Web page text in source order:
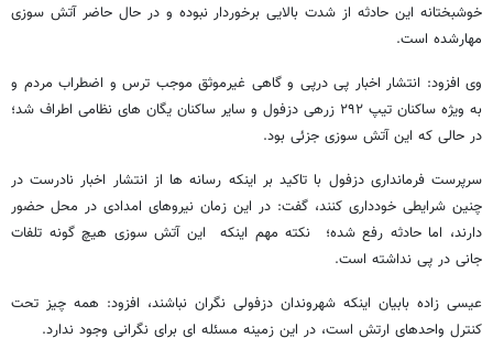
خوشبختانه این حادثه از شدت بالایی برخوردار نبوده و در حال حاضر آتش سوزی
مهارشده است.
وی افزود: انتشار اخبار پی درپی و گاهی غیرموثق موجب ترس و اضطراب مردم و
به ویژه ساکنان تیپ ۲۹۲ زرهی دزفول و سایر ساکنان یگان های نظامی اطراف شد؛
در حالی که این آتش سوزی جزئی بود.
سرپرست فرمانداری دزفول با تاکید بر اینکه رسانه ها از انتشار اخبار نادرست در
چنین شرایطی خودداری کنند، گفت: در این زمان نیروهای امدادی در محل حضور
دارند، اما حادثه رفع شده؛ نکته مهم اینکه این آتش سوزی هیچ گونه تلفات
جانی در پی نداشته است.
عیسی زاده بابیان اینکه شهروندان دزفولی نگران نباشند، افزود: همه چیز تحت
کنترل واحدهای ارتش است، در این زمینه مسئله ای برای نگرانی وجود ندارد.